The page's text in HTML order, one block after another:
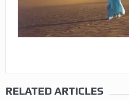
RELATED ARTICLES